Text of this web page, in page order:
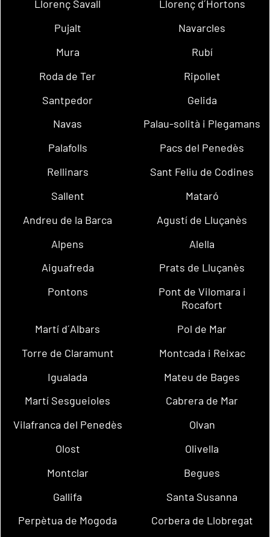
Llorenç Savall
Llorenç d´Hortons
Pujalt
Navarcles
Mura
Rubí
Roda de Ter
Ripollet
Santpedor
Gelida
Navas
Palau-solità i Plegamans
Palafolls
Pacs del Penedès
Rellinars
Sant Feliu de Codines
Sallent
Mataró
Andreu de la Barca
Agustí de Lluçanès
Alpens
Alella
Aiguafreda
Prats de Lluçanès
Pontons
Pont de Vilomara i
Rocafort
Martí d´Albars
Pol de Mar
Torre de Claramunt
Montcada i Reixac
Igualada
Mateu de Bages
Martí Sesgueioles
Cabrera de Mar
Vilafranca del Penedès
Olvan
Olost
Olivella
Montclar
Begues
Gallifa
Santa Susanna
Perpètua de Mogoda
Corbera de Llobregat